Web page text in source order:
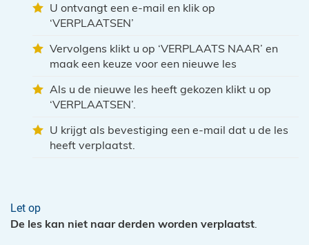
U ontvangt een e-mail en klik op
‘VERPLAATSEN’
Vervolgens klikt u op ‘VERPLAATS NAAR’ en
maak een keuze voor een nieuwe les
Als u de nieuwe les heeft gekozen klikt u op
‘VERPLAATSEN’.
U krijgt als bevestiging een e-mail dat u de les
heeft verplaatst.
Let op
De les kan niet naar derden worden verplaatst.